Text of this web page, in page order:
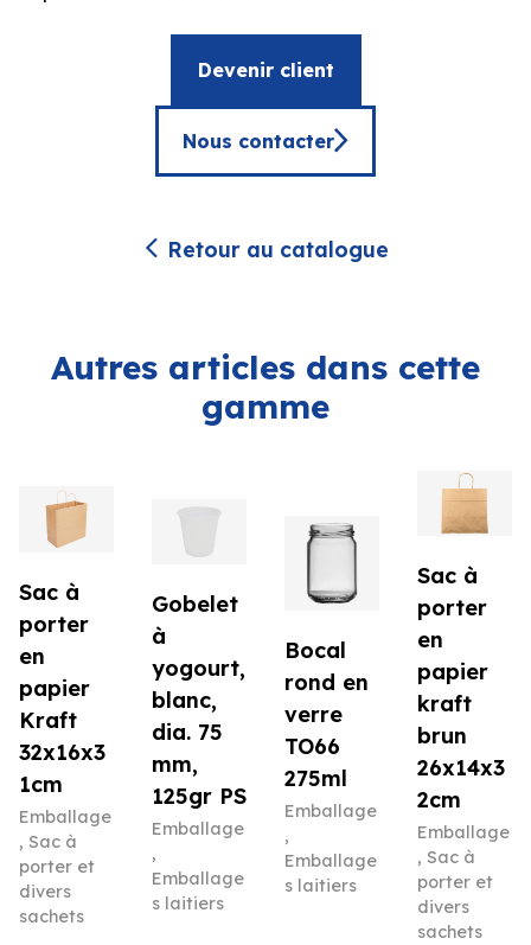
Devenir client
Nous contacter
Retour au catalogue
Autres articles dans cette
gamme
Sac à
porter
en
papier
Kraft
32x16x3
1cm
Emballage
, Sac à
porter et
divers
sachets
Gobelet
à
yogourt,
blanc,
dia. 75
mm,
125gr PS
Emballage
,
Emballage
s laitiers
Bocal
rond en
verre
TO66
275ml
Emballage
,
Emballage
s laitiers
Sac à
porter
en
papier
kraft
brun
26x14x3
2cm
Emballage
, Sac à
porter et
divers
sachets